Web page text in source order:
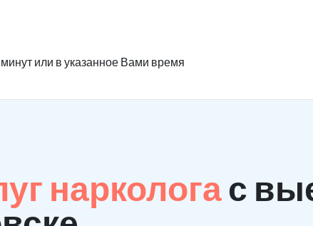
или в указанное Вами время
наркологас